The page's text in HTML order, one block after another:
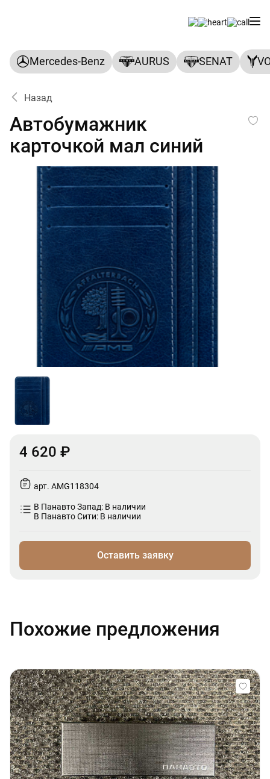
Mercedes-Benz AURUS SENAT
Назад
Автобумажник карточкой
Автобумажник
карточкой мал синий
4 620 ₽
арт. AMG118304
В Панавто Запад: В наличии
В Панавто Сити: В наличии
Оставить заявку
Похожие предложения